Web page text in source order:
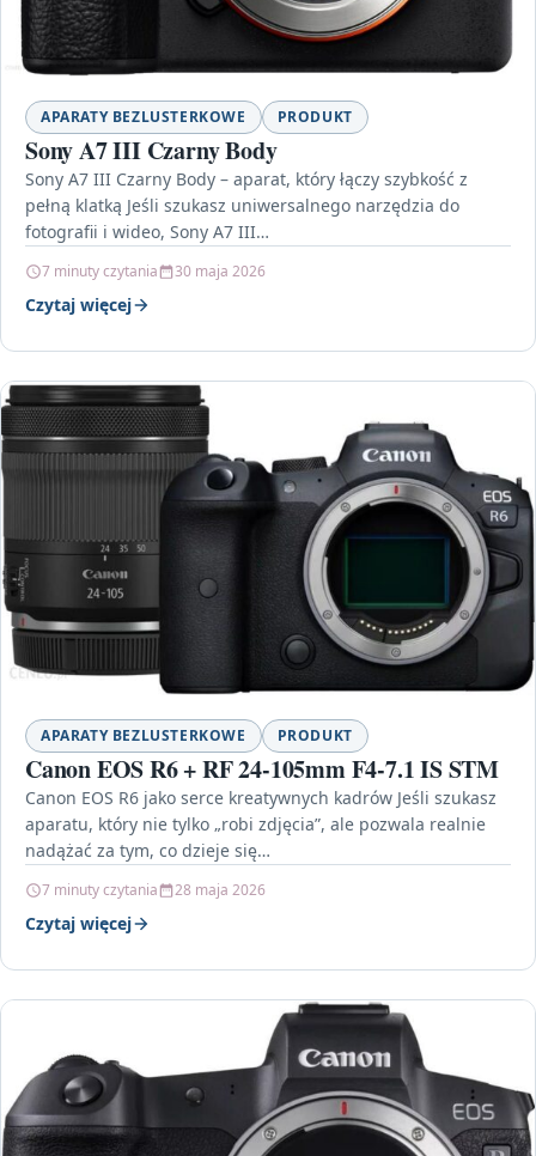
APARATY BEZLUSTERKOWE PRODUKT
Sony A7 III Czarny Body
Sony A7 III Czarny Body – aparat, który łączy szybkość z
pełną klatką Jeśli szukasz uniwersalnego narzędzia do
fotografii i wideo, Sony A7 III…
7 minuty czytania 30 maja 2026
Czytaj więcej
APARATY BEZLUSTERKOWE PRODUKT
Canon EOS R6 + RF 24-105mm F4-7.1 IS STM
Canon EOS R6 jako serce kreatywnych kadrów Jeśli szukasz
aparatu, który nie tylko „robi zdjęcia”, ale pozwala realnie
nadążać za tym, co dzieje się…
7 minuty czytania 28 maja 2026
Czytaj więcej